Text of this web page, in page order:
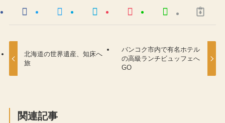
北海道の世界遺産、知床へ
旅
バンコク市内で有名ホテル
の高級ランチビュッフェへ
GO
関連記事